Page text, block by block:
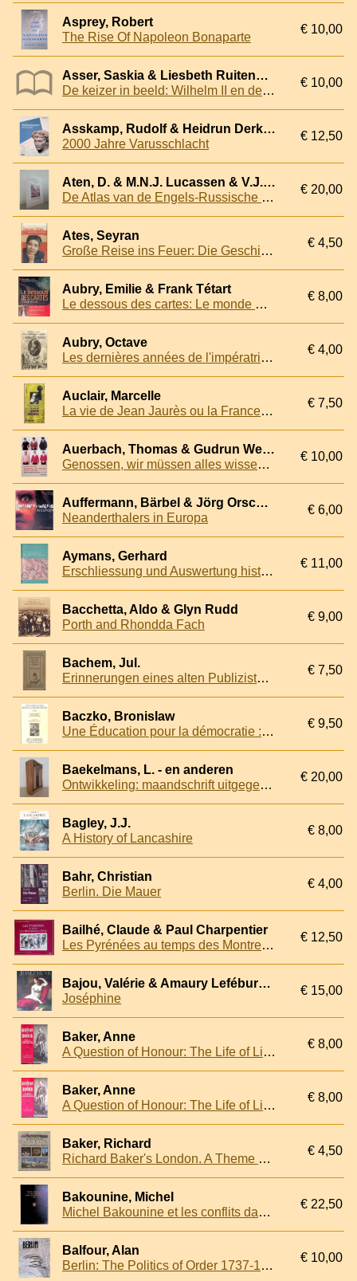
Asprey, Robert
The Rise Of Napoleon Bonaparte
€ 10,00
Asser, Saskia & Liesbeth Ruitenberg
De keizer in beeld: Wilhelm II en de fotografie als PR-instrument = Der Kaiser im Bild: Wilhelm II und die Fotografie als PR-Instrument
€ 10,00
Asskamp, Rudolf & Heidrun Derks & Elke Treude
2000 Jahre Varusschlacht
€ 12,50
Aten, D. & M.N.J. Lucassen & V.J.M.L. Wijnekus (samenstelling en teksten)
De Atlas van de Engels-Russische invasie in 1799
€ 20,00
Ates, Seyran
Große Reise ins Feuer: Die Geschichte einer deutschen Türkin
€ 4,50
Aubry, Emilie & Frank Tétart
Le dessous des cartes: Le monde mis à nu
€ 8,00
Aubry, Octave
Les dernières années de l'impératrice Eugénie
€ 4,00
Auclair, Marcelle
La vie de Jean Jaurès ou la France d'avant 1914
€ 7,50
Auerbach, Thomas & Gudrun Weber
Genossen, wir müssen alles wissen! DDR-Alltag im Spiegel der Stasi-Akten. Ein Lesebuch
€ 10,00
Auffermann, Bärbel & Jörg Orschiedt
Neanderthalers in Europa
€ 6,00
Aymans, Gerhard
Erschliessung und Auswertung historischer Landkarten / Ontsluiting en Gebruik van historische Landkaarten.
€ 11,00
Bacchetta, Aldo & Glyn Rudd
Porth and Rhondda Fach
€ 9,00
Bachem, Jul.
Erinnerungen eines alten Publizisten und Politikers von Jul. Bachem
€ 7,50
Baczko, Bronislaw
Une Éducation pour la démocratie : Textes et projets de l'époque révolutionnaire
€ 9,50
Baekelmans, L. - en anderen
Ontwikkeling: maandschrift uitgegeven onder de bescherming van de BWP (18 afleveringen in 9 delen)
€ 20,00
Bagley, J.J.
A History of Lancashire
€ 8,00
Bahr, Christian
Berlin. Die Mauer
€ 4,00
Bailhé, Claude & Paul Charpentier
Les Pyrénées au temps des Montreurs d'Ours
€ 12,50
Bajou, Valérie & Amaury Lefébure & Élisabeth Caude - and others
Joséphine
€ 15,00
Baker, Anne
A Question of Honour: The Life of Lieutenant General Valentine Baker Pasha
€ 8,00
Baker, Anne
A Question of Honour: The Life of Lieutenant General Valentine Baker Pasha
€ 8,00
Baker, Richard
Richard Baker's London. A Theme with Variations
€ 4,50
Bakounine, Michel
Michel Bakounine et les conflits dans l'Internationale. 1872. la question Germano-Slave, le communisme de l'état. Écrits et matériaux
€ 22,50
Balfour, Alan
Berlin: The Politics of Order 1737-1989
€ 10,00